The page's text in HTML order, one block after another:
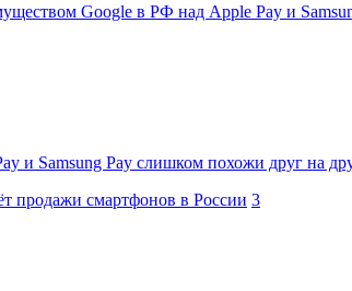
Google в РФ над Apple Pay и
и Samsung Pay слишком похожи друг на
продажи смартфонов в России 3